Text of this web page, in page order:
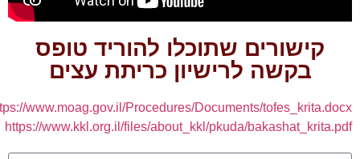
קישורים שתוכלו להוריד טופס
בקשה לרישיון כריתת עצים
https://www.moag.gov.il/Procedures/Documents/
https://www.kkl.org.il/files/about_kkl/pkuda/